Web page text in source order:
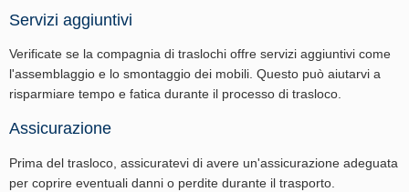
Servizi aggiuntivi
Verificate se la compagnia di traslochi offre servizi aggiuntivi come
l'assemblaggio e lo smontaggio dei mobili. Questo può aiutarvi a
risparmiare tempo e fatica durante il processo di trasloco.
Assicurazione
Prima del trasloco, assicuratevi di avere un'assicurazione adeguata
per coprire eventuali danni o perdite durante il trasporto.